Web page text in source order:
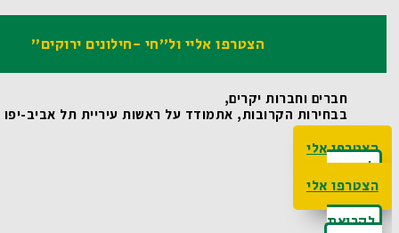
הצטרפו אליי ול"חי -חילונים ירוקים"
חברים וחברות יקרים,
בבחירות הקרובות, אתמודד על ראשות עיריית תל אביב-יפו
הצטרפו אלי
לקריאת
האג'נדה
הצטרפו אלי
לקריאת